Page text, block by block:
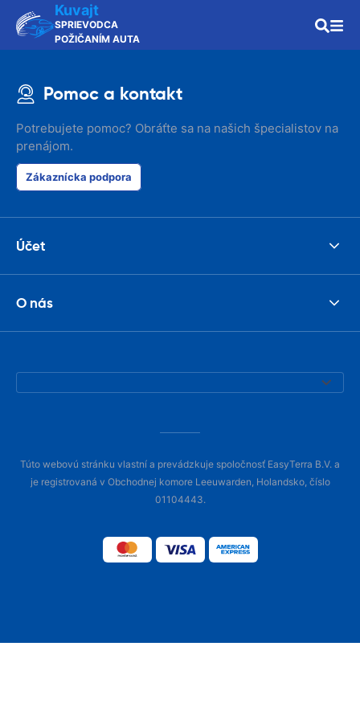
Kuvajt
SPRIEVODCA
POŽIČANÍM AUTA
Pomoc a kontakt
Potrebujete pomoc? Obráťte sa na našich špecialistov na
prenájom.
Zákaznícka podpora
Účet
O nás
Túto webovú stránku vlastní a prevádzkuje spoločnosť EasyTerra B.V. a
je registrovaná v Obchodnej komore Leeuwarden, Holandsko, číslo
01104443.